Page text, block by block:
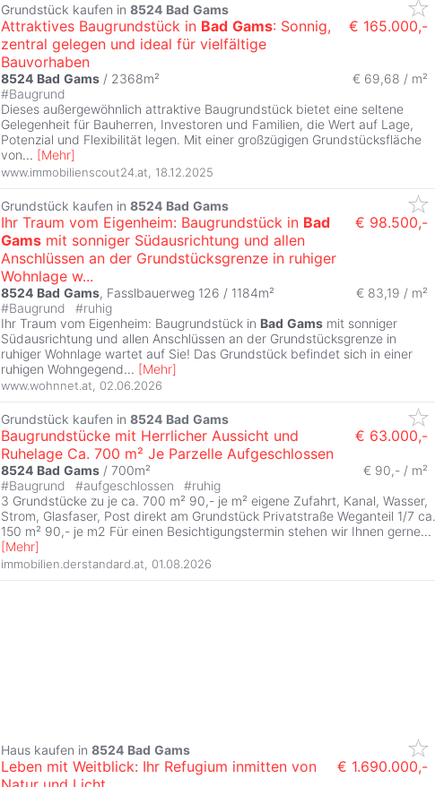
Grundstück kaufen in 8524 Bad Gams
Attraktives Baugrundstück in Bad Gams: Sonnig,
zentral gelegen und ideal für vielfältige
Bauvorhaben
€ 165.000,-
8524 Bad Gams / 2368m²
€ 69,68 / m²
#Baugrund
Dieses außergewöhnlich attraktive Baugrundstück bietet eine seltene
Gelegenheit für Bauherren, Investoren und Familien, die Wert auf Lage,
Potenzial und Flexibilität legen. Mit einer großzügigen Grundstücksfläche
von... [Mehr]
www.immobilienscout24.at 18.12.2025
Grundstück kaufen in 8524 Bad Gams
Ihr Traum vom Eigenheim: Baugrundstück in Bad
Gams mit sonniger Südausrichtung und allen
Anschlüssen an der Grundstücksgrenze in ruhiger
Wohnlage w...
€ 98.500,-
8524 Bad Gams, Fasslbauerweg 126 / 1184m² € 83,19 / m²
#Baugrund #ruhig
Ihr Traum vom Eigenheim: Baugrundstück in Bad Gams mit sonniger
Südausrichtung und allen Anschlüssen an der Grundstücksgrenze in
ruhiger Wohnlage wartet auf Sie! Das Grundstück befindet sich in einer
ruhigen Wohngegend... [Mehr]
www.wohnnet.at 02.06.2026
Grundstück kaufen in 8524 Bad Gams
Baugrundstücke mit Herrlicher Aussicht und
Ruhelage Ca. 700 m² Je Parzelle Aufgeschlossen
€ 63.000,-
8524 Bad Gams / 700m² € 90,- / m²
#Baugrund #aufgeschlossen #ruhig
3 Grundstücke zu je ca. 700 m² 90,- je m² eigene Zufahrt, Kanal, Wasser,
Strom, Glasfaser, Post direkt am Grundstück Privatstraße Weganteil 1/7 ca.
150 m² 90,- je m2 Für einen Besichtigungstermin stehen wir Ihnen gerne...
[Mehr]
immobilien.derstandard.at 01.08.2026
Haus kaufen in 8524 Bad Gams
Leben mit Weitblick: Ihr Refugium inmitten von
€ 1.690.000,-